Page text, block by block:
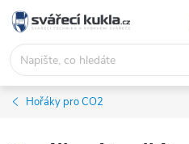
Přejít na obsah
Hořáky pro CO2